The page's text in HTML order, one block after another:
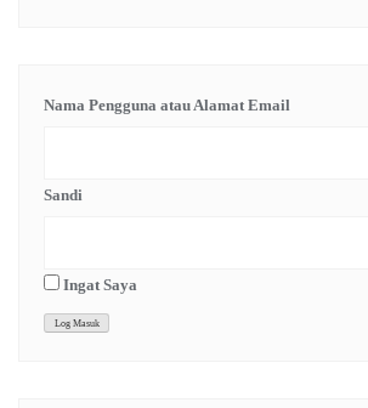
Nama Pengguna atau Alamat Email
Sandi
Ingat Saya